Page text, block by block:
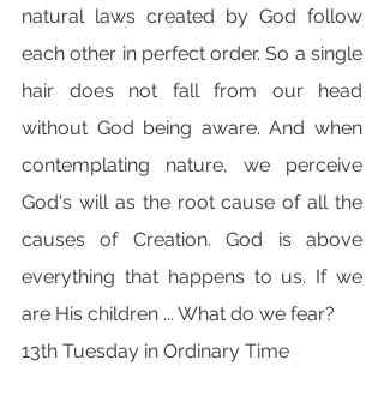
natural laws created by God follow
each other in perfect order. So a single
hair does not fall from our head
without God being aware. And when
contemplating nature, we perceive
God's will as the root cause of all the
causes of Creation. God is above
everything that happens to us. If we
are His children ... What do we fear?
13th Tuesday in Ordinary Time